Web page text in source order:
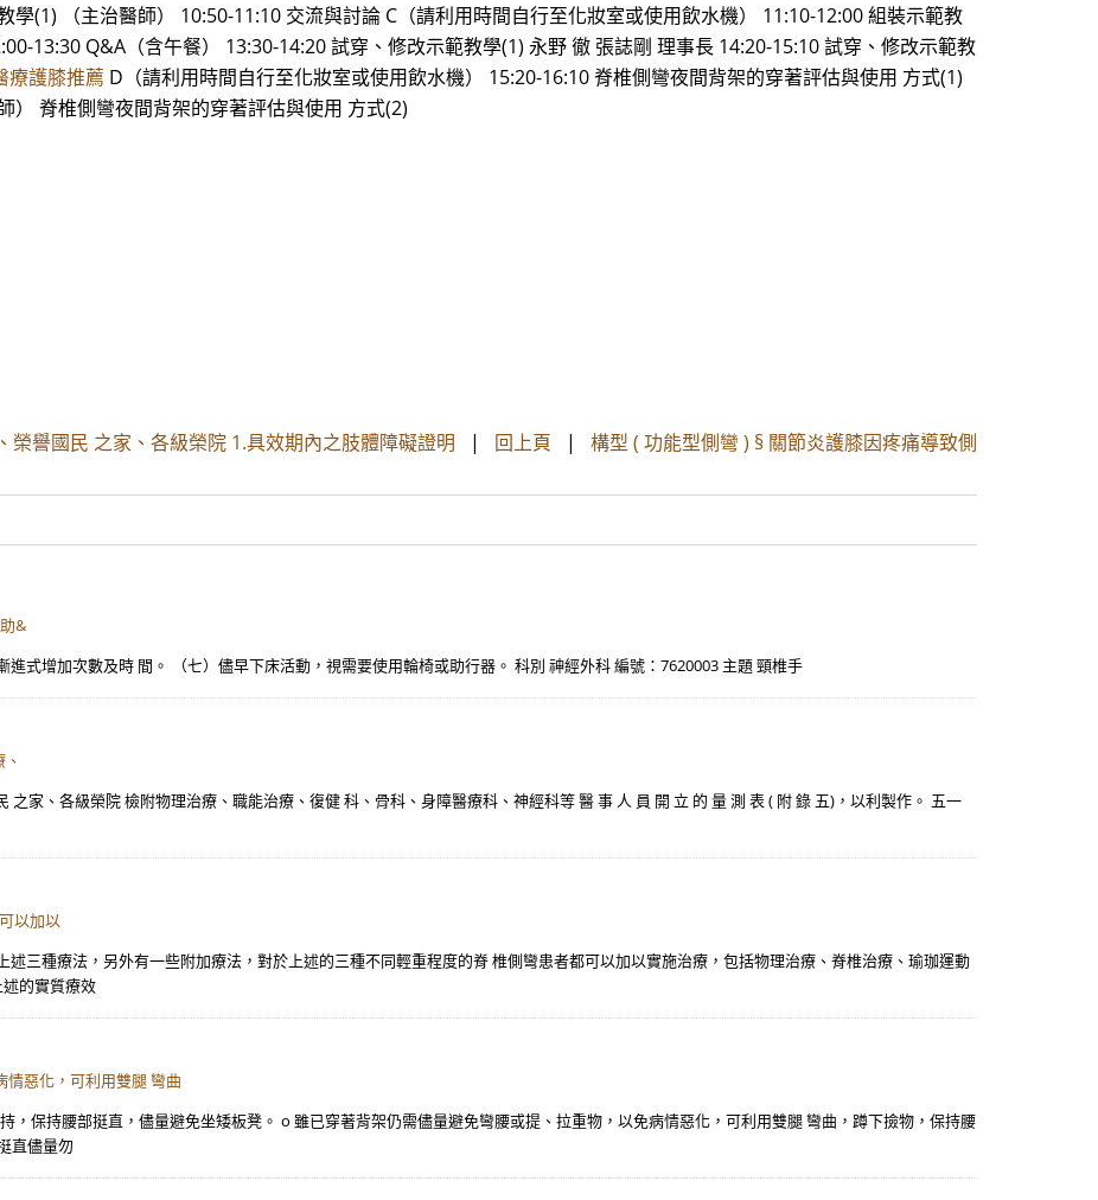
學(1) （主治醫師） 10:50-11:10 交流與討論 C（請利用時間自行至化妝室或使用飲水機） 11:10-12:00 組裝示範教
13:30 Q&A（含午餐） 13:30-14:20 試穿、修改示範教學(1) 永野 徹 張誌剛 理事長 14:20-15:10 試穿、修改示範教
療護膝推薦 D（請利用時間自行至化妝室或使用飲水機） 15:20-16:10 脊椎側彎夜間背架的穿著評估與使用 方式(1)
） 脊椎側彎夜間背架的穿著評估與使用 方式(2)
榮譽國民 之家、各級榮院 1.具效期內之肢體障礙證明 | 回上頁 | 構型 ( 功能型側彎 ) § 關節炎護膝因疼痛導致側
&
進式增加次數及時 間。 （七）儘早下床活動，視需要使用輪椅或助行器。 科別 神經外科 編號：7620003 主題 頸椎手
家、各級榮院 檢附物理治療、職能治療、復健 科、骨科、身障醫療科、神經科等 醫 事 人 員 開 立 的 量 測 表 ( 附 錄 五)，以利製作。 五一
以加以
三種療法，另外有一些附加療法，對於上述的三種不同輕重程度的脊 椎側彎患者都可以加以實施治療，包括物理治療、脊椎治療、瑜珈運動
的實質療效
惡化，可利用雙腿 彎曲
，保持腰部挺直，儘量避免坐矮板凳。 o 雖已穿著背架仍需儘量避免彎腰或提、拉重物，以免病情惡化，可利用雙腿 彎曲，蹲下撿物，保持腰
直儘量勿